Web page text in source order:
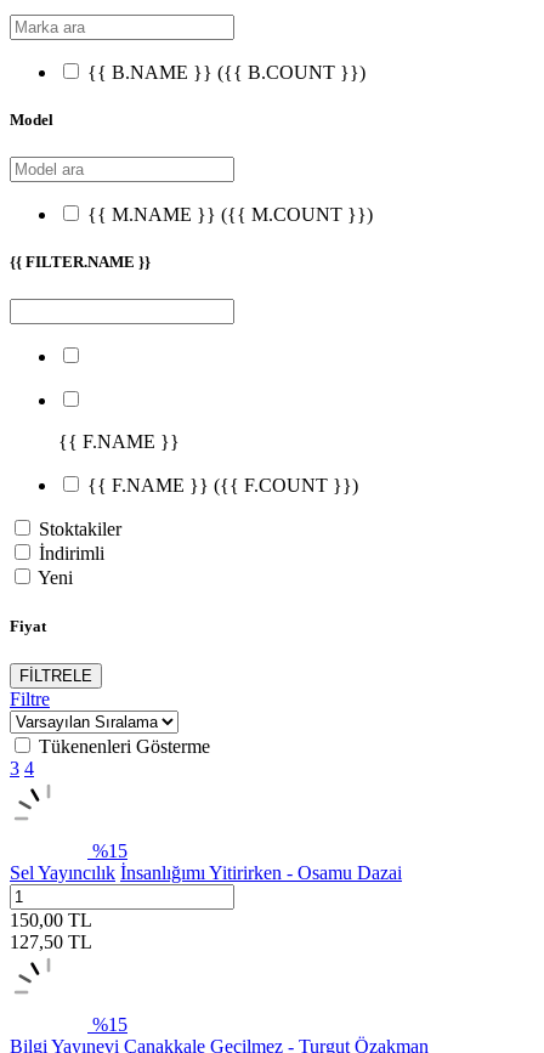
{{ B.NAME }} ({{ B.COUNT }})
Model
{{ M.NAME }} ({{ M.COUNT }})
{{ FILTER.NAME }}
{{ F.NAME }}
{{ F.NAME }} ({{ F.COUNT }})
Stoktakiler
İndirimli
Yeni
Fiyat
FİLTRELE
Filtre
Tükenenleri Gösterme
3 4
%15
Sel Yayıncılık İnsanlığımı Yitirirken - Osamu Dazai
150,00 TL
127,50 TL
%15
Bilgi Yayınevi Çanakkale Geçilmez - Turgut Özakman